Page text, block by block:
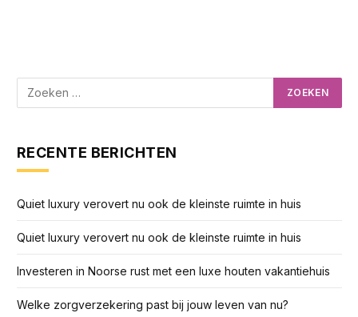
RECENTE BERICHTEN
Quiet luxury verovert nu ook de kleinste ruimte in huis
Quiet luxury verovert nu ook de kleinste ruimte in huis
Investeren in Noorse rust met een luxe houten vakantiehuis
Welke zorgverzekering past bij jouw leven van nu?